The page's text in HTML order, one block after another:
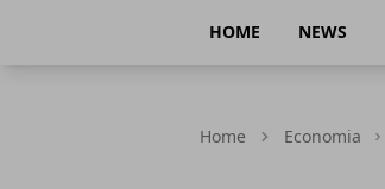
HOME NEWS
Home Economia